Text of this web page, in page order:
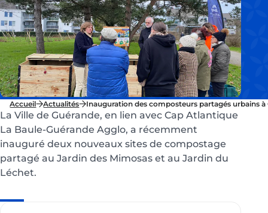
Accueil Actualités Inauguration des composteurs partagés urbains à
La Ville de Guérande, en lien avec Cap Atlantique
La Baule-Guérande Agglo, a récemment
inauguré deux nouveaux sites de compostage
partagé au Jardin des Mimosas et au Jardin du
Léchet.